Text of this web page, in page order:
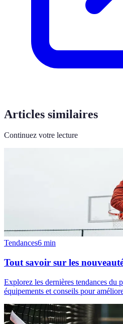
Articles similaires
Continuez votre lecture
Tendances6 min
Tout savoir sur les
Explorez les dernières tendances du
équipements et conseils pour